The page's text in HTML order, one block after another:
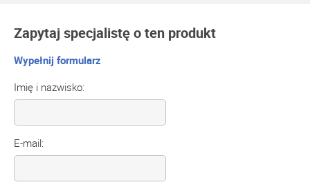
Zapytaj specjalistę o ten produkt
Wypełnij formularz
Imię i nazwisko:
E-mail: